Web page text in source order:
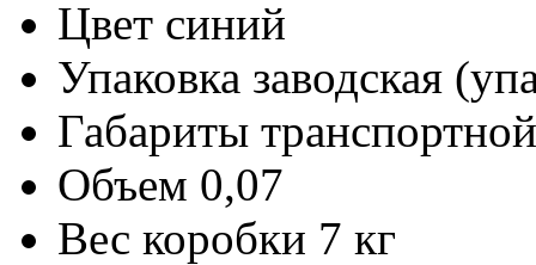
Цвет синий
Упаковка заводская
Габариты
Объем 0,07
Вес коробки 7 кг